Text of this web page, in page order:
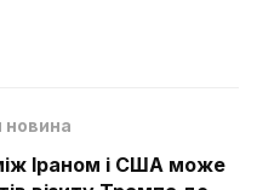
новина
Іраном і США може